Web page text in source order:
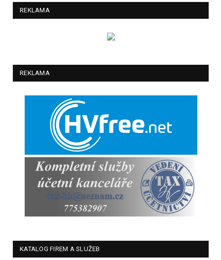
REKLAMA
REKLAMA
KATALOG FIREM A SLUŽEB